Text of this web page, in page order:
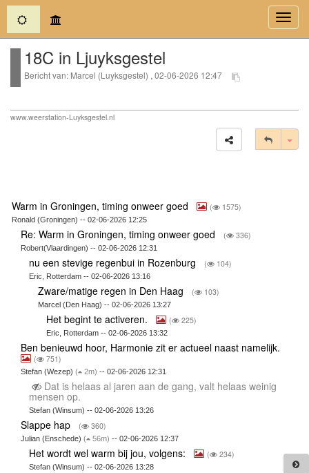
(current)
18C in Ljuyksgestel
Bericht van: Marcel (Luyksgestel) , 02-06-2026 12:47
www.weerstation-Luyksgestel.nl
Warm in Groningen, timing onweer goed ( 1575)
Ronald (Groningen) -- 02-06-2026 12:25
Re: Warm in Groningen, timing onweer goed ( 336)
Robert(Vlaardingen) -- 02-06-2026 12:31
nu een stevige regenbui in Rozenburg ( 104)
Eric, Rotterdam -- 02-06-2026 13:16
Zware/matige regen in Den Haag ( 103)
Marcel (Den Haag) -- 02-06-2026 13:27
Het begint te activeren. ( 225)
Eric, Rotterdam -- 02-06-2026 13:32
Ben benieuwd hoor, Harmonie zit er actueel naast namelijk.
( 751)
Stefan (Wezep) ( 2m) -- 02-06-2026 12:31
Dat is helaas al jaren aan de gang, valt helaas weinig
mensen op.
Stefan (Winsum) -- 02-06-2026 13:26
Slappe hap ( 360)
Julian (Enschede) ( 56m) -- 02-06-2026 12:37
Het wordt wel warm bij jou, volgens: ( 234)
Stefan (Winsum) -- 02-06-2026 13:28